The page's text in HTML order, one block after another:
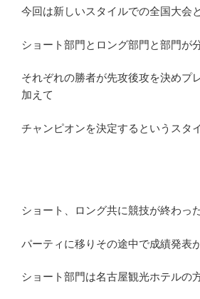
今回は新しいスタイルでの全国大会
ショート部門とロング部門と部門が
それぞれの勝者が先攻後攻を決めプ
加えて
チャンピオンを決定するというスタ
ショート、ロング共に競技が終わっ
パーティに移りその途中で成績発表
ショート部門は名古屋観光ホテルの